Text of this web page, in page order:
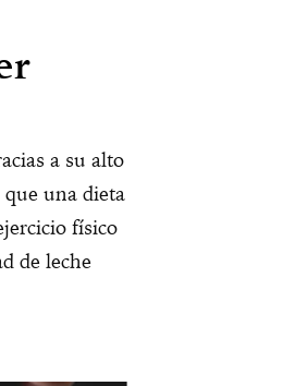
a su alto
una dieta
físico
de leche